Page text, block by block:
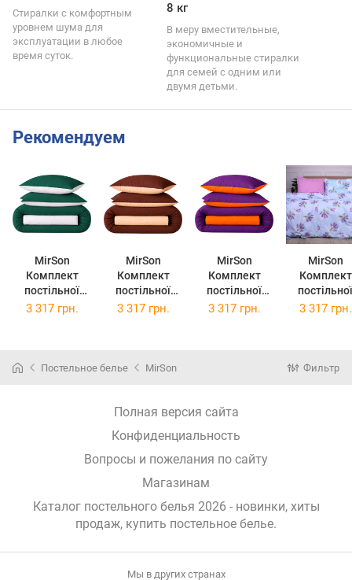
Стиралки с комфортным
уровнем шума для
эксплуатации в любое
время суток.
8 кг
В меру вместительные,
экономичные и
функциональные стиралки
для семей с одним или
двумя детьми.
Рекомендуем
MirSon
Комплект
постільної
білизни
(11-2107 + 18-
MirSon
Комплект
постільної
білизни Бязь
(12-0712 + 15-
MirSon
Комплект
постільної
білизни Бязь
MirSon
Комплект
постільної
білизни Бязь
2х160х220
3 317 грн. 3 317 грн. 3 317 грн. 3 317 грн.
Постельное белье MirSon Фильтр
Полная версия сайта
Конфиденциальность
Вопросы и пожелания по сайту
Магазинам
Каталог постельного белья 2026 - новинки, хиты
продаж, купить постельное белье.
Мы в других странах